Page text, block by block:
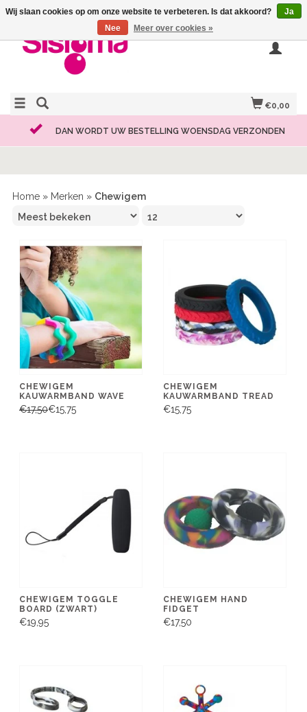
€0,00
DAN WORDT UW BESTELLING WOENSDAG VERZONDEN
Home » Merken » Chewigem
CHEWIGEM
KAUWARMBAND WAVE
€17,50€15,75
CHEWIGEM
KAUWARMBAND TREAD
€15,75
CHEWIGEM TOGGLE
BOARD (ZWART)
€19,95
CHEWIGEM HAND
FIDGET
€17,50
Wij slaan cookies op om onze website te verbeteren. Is dat akkoord?
Ja
Nee
Meer over cookies »